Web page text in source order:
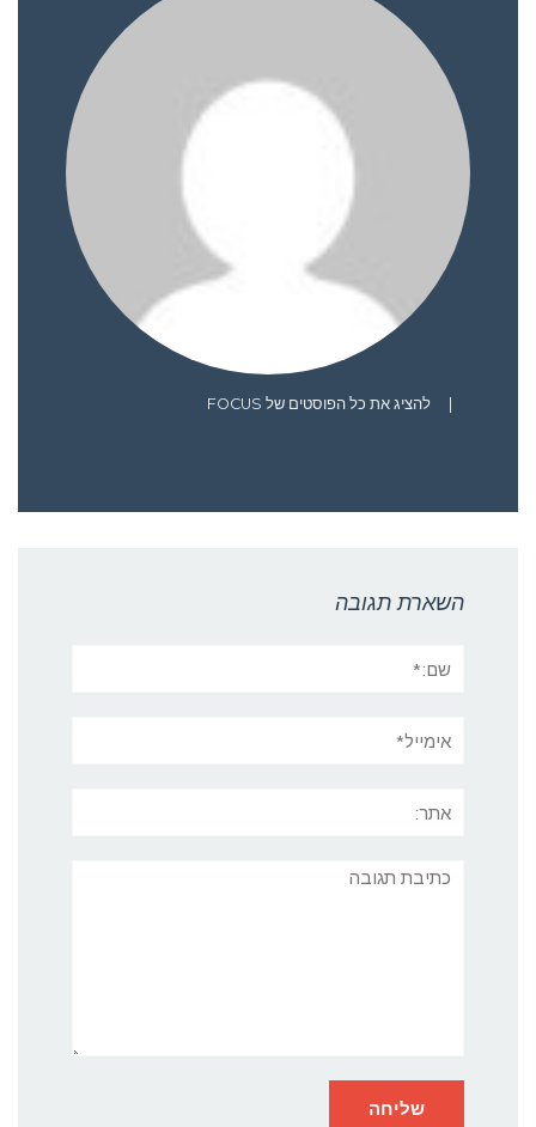
להציג את כל הפוסטים של FOCUS
השארת תגובה